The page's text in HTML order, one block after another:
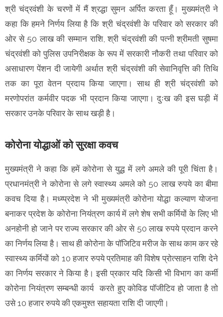
श्री चंद्रवंशी के चरणों में मैं श्रद्धा सुमन अर्पित करता हूँ। मुख्यमंत्री ने
कहा कि हमने निर्णय लिया है कि श्री चंद्रवंशी के परिवार को सरकार की
ओर से 50 लाख की सम्मान राशि, श्री चंद्रवंशी की पत्नी श्रीमती सुषमा
चंद्रवंशी को पुलिस उपनिरीक्षक के रूप में सरकारी नौकरी तथा परिवार को
असाधारण पेंशन दी जायेगी अर्थात श्री चंद्रवंशी की सेवानिवृत्ति की तिथि
तक का पूरा वेतन प्रदाय किया जाएगा। साथ ही श्री चंद्रवंशी को
मरणोपरांत कर्मवीर पदक भी प्रदान किया जाएगा। दुःख की इस घड़ी में
सरकार उनके परिवार के साथ खड़ी है।
कोरोना योद्धाओं को सुरक्षा कवच
मुख्यमंत्री ने कहा कि हमें कोरोना से युद्ध में लगे अमले की पूरी चिंता है।
प्रधानमंत्री ने कोरोना से लगे स्वास्थ्य अमले को 50 लाख रुपये का बीमा
कवच दिया है। मध्य्प्रदेश ने भी मुख्यमंत्री कोरोना योद्धा कल्याण योजना
बनाकर प्रदेश के कोरोना नियंत्रण कार्य में लगे शेष सभी कर्मियों के लिए भी
अनहोनी हो जाने पर राज्य सरकार की ओर से 50 लाख रुपये प्रदान करने
का निर्णय लिया है। साथ ही कोरोना के पॉजिटिव मरीज के साथ काम कर रहे
स्वास्थ्य कर्मियों को 10 हजार रुपये प्रतिमाह की विशेष प्रोत्साहन राशि देने
का निर्णय सरकार ने किया है। इसी प्रकार यदि किसी भी विभाग का कर्मी
कोरोना नियंत्रण सम्बन्धी कार्य करते हुए कोविड पॉजीटिव हो जाता है तो
उसे 10 हजार रुपये की एकमुश्त सहायता राशि दी जाएगी।